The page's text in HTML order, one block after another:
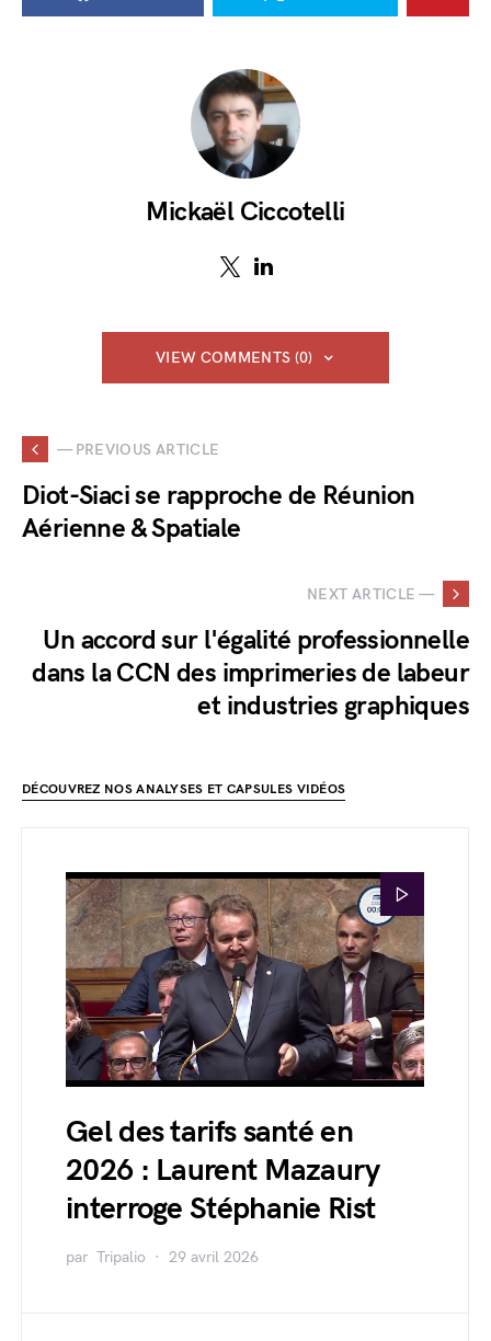
Mickaël Ciccotelli
VIEW COMMENTS (0)
— PREVIOUS ARTICLE
Diot-Siaci se rapproche de Réunion
Aérienne & Spatiale
NEXT ARTICLE —
Un accord sur l'égalité professionnelle
dans la CCN des imprimeries de labeur
et industries graphiques
DÉCOUVREZ NOS ANALYSES ET CAPSULES VIDÉOS
Gel des tarifs santé en
2026 : Laurent Mazaury
interroge Stéphanie Rist
par Tripalio 29 avril 2026